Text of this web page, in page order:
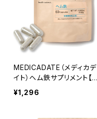
MEDICADATE（メディカデ
イト）ヘム鉄サプリメント【栄
養機能性食品】
¥1,296